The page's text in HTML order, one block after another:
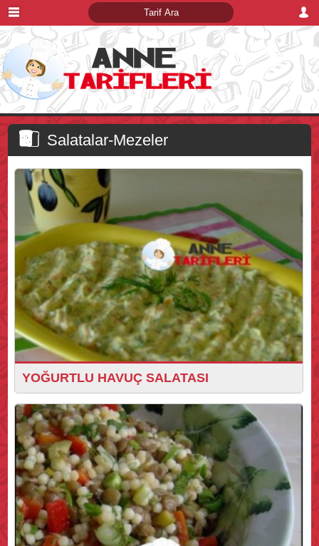
Salatalar-Mezeler
YOĞURTLU HAVUÇ SALATASI